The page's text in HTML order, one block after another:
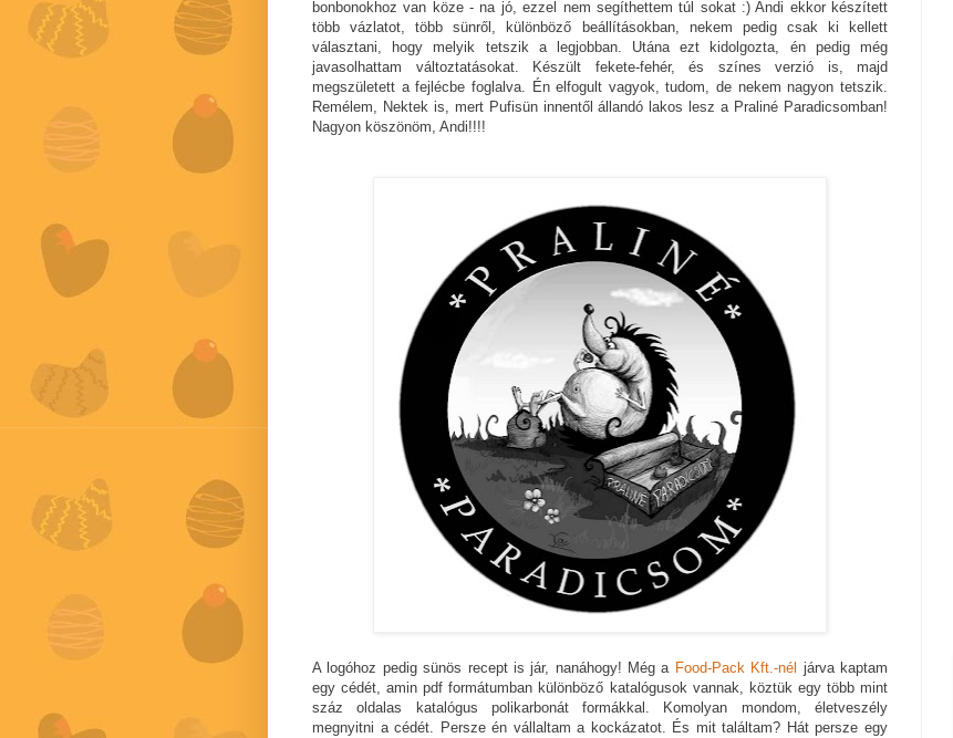
bonbonokhoz van köze - na jó, ezzel nem segíthettem túl sokat :) Andi ekkor készített
több vázlatot, több sünről, különböző beállításokban, nekem pedig csak ki kellett
választani, hogy melyik tetszik a legjobban. Utána ezt kidolgozta, én pedig még
javasolhattam változtatásokat. Készült fekete-fehér, és színes verzió is, majd
megszületett a fejlécbe foglalva. Én elfogult vagyok, tudom, de nekem nagyon tetszik.
Remélem, Nektek is, mert Pufisün innentől állandó lakos lesz a Praliné Paradicsomban!
Nagyon köszönöm, Andi!!!!
A logóhoz pedig sünös recept is jár, nanáhogy! Még a Food-Pack Kft.-nél járva kaptam
egy cédét, amin pdf formátumban különböző katalógusok vannak, köztük egy több mint
száz oldalas katalógus polikarbonát formákkal. Komolyan mondom, életveszély
megnyitni a cédét. Persze én vállaltam a kockázatot. És mit találtam? Hát persze egy